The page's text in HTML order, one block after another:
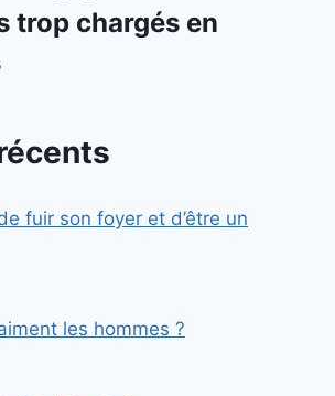
trop chargés en
fuir son foyer et d’être un
les hommes ?